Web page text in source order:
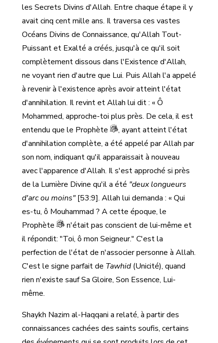
les Secrets Divins d'Allah. Entre chaque étape il y
avait cinq cent mille ans. Il traversa ces vastes
Océans Divins de Connaissance, qu'Allah Tout-
Puissant et Exalté a créés, jusqu'à ce qu'il soit
complètement dissous dans l'Existence d'Allah,
ne voyant rien d'autre que Lui. Puis Allah l'a appelé
à revenir à l'existence après avoir atteint l'état
d'annihilation. Il revint et Allah lui dit : « Ô
Mohammed, approche-toi plus près. De cela, il est
entendu que le Prophète
, ayant atteint l'état
d'annihilation complète, a été appelé par Allah par
son nom, indiquant qu'il apparaissait à nouveau
avec l'apparence d'Allah. Il s'est approché si près
de la Lumière Divine qu'il a été "deux longueurs
d'arc ou moins"[53:9]. Allah lui demanda : « Qui
es-tu, ô Mouhammad ? A cette époque, le
Prophète
n'était pas conscient de lui-même et
il répondit: "Toi, ô mon Seigneur." C'est la
perfection de l'état de n'associer personne à Allah.
C'est le signe parfait de Tawhid(Unicité), quand
rien n'existe sauf Sa Gloire, Son Essence, Lui-
même.
Shaykh Nazim al-Haqqani a relaté, à partir des
connaissances cachées des saints soufis, certains